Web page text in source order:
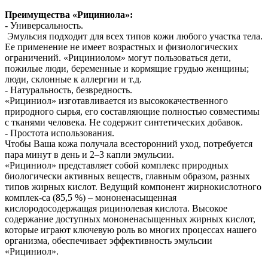
Преимущества «Рициниола»:
- Универсальность.
Эмульсия подходит для всех типов кожи любого участка тела.
Ее применение не имеет возрастных и физиологических
ограничений. «Рициниолом» могут пользоваться дети,
пожилые люди, беременные и кормящие грудью женщины;
люди, склонные к аллергии и т.д.
- Натуральность, безвредность.
«Рициниол» изготавливается из высококачественного
природного сырья, его составляющие полностью совместимы
с тканями человека. Не содержит синтетических добавок.
- Простота использования.
Чтобы Ваша кожа получала всесторонний уход, потребуется
пара минут в день и 2–3 капли эмульсии.
«Рициниол» представляет собой комплекс природных
биологически активных веществ, главным образом, разных
типов жирных кислот. Ведущий компонент жирнокислотного
комплек-са (85,5 %) – мононенасыщенная
кислородосодержащая рицинолевая кислота. Высокое
содержание доступных мононенасыщенных жирных кислот,
которые играют ключевую роль во многих процессах нашего
организма, обеспечивает эффективность эмульсии
«Рициниол».